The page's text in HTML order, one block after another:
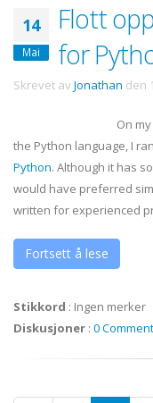
14
Mai
Flott
for
Skrevet av Jonathan den
On
the Python language, I
Python. Although it has
would have preferred
written for experienced
Fortsett å lese
Stikkord : Ingen merker
Diskusjoner : 0